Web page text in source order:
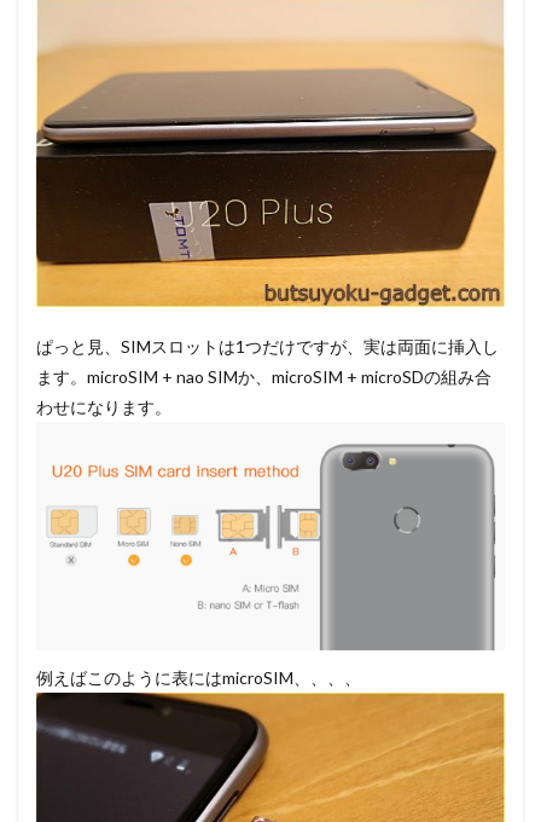
ぱっと見、SIMスロットは1つだけですが、実は両面に挿入し
ます。microSIM + nao SIMか、microSIM + microSDの組み合
わせになります。
例えばこのように表にはmicroSIM、、、、